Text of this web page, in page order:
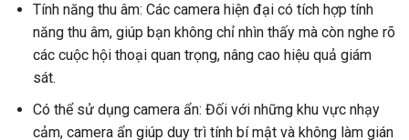
Tính năng thu âm: Các camera hiện đại có tích hợp tính
năng thu âm, giúp bạn không chỉ nhìn thấy mà còn nghe rõ
các cuộc hội thoại quan trọng, nâng cao hiệu quả giám
sát.
Có thể sử dụng camera ẩn: Đối với những khu vực nhạy
cảm, camera ẩn giúp duy trì tính bí mật và không làm gián